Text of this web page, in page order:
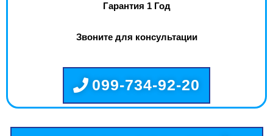
Гарантия 1 Год
Звоните для консультации
099-734-92-20